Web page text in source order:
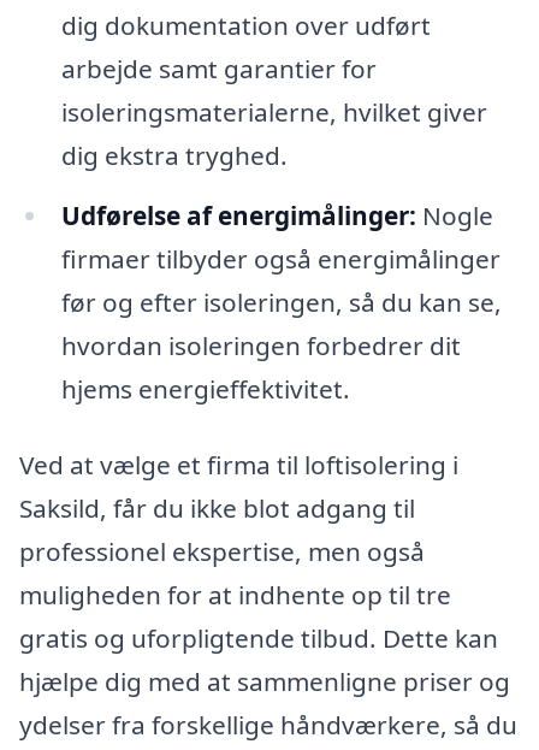
dig dokumentation over udført
arbejde samt garantier for
isoleringsmaterialerne, hvilket giver
dig ekstra tryghed.
Udførelse af energimålinger: Nogle
firmaer tilbyder også energimålinger
før og efter isoleringen, så du kan se,
hvordan isoleringen forbedrer dit
hjems energieffektivitet.
Ved at vælge et firma til loftisolering i
Saksild, får du ikke blot adgang til
professionel ekspertise, men også
muligheden for at indhente op til tre
gratis og uforpligtende tilbud. Dette kan
hjælpe dig med at sammenligne priser og
ydelser fra forskellige håndværkere, så du